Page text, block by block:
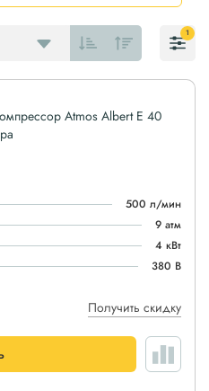
1
Atmos Albert E 40
500 л/мин
9 атм
4 кВт
380 В
Получить скидку